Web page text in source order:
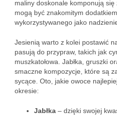
maliny doskonale komponują
mogą być znakomitym
wykorzystywanego jako
Jesienią warto z kolei postawić
pasują do przypraw, takich jak
muszkatołowa. Jabłka, gruszki
smaczne kompozycje, które są
sycące. Oto, jakie owoce
okresie:
Jabłka – dzięki swojej